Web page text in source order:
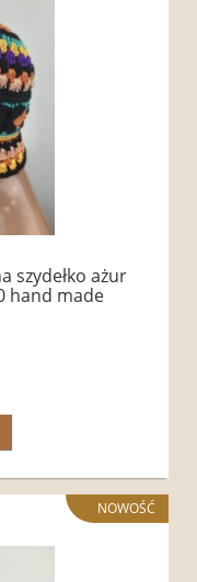
szydełko ażur
hand made
NOWOŚĆ